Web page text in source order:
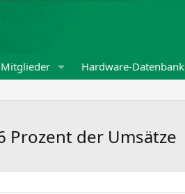
Mitglieder Hardware-Datenbank
Prozent der Umsätze